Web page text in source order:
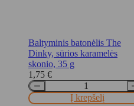
Baltyminis batonėlis The
Dinky, sūrios karamelės
skonio, 35 g
1,75 €
Į krepšelį